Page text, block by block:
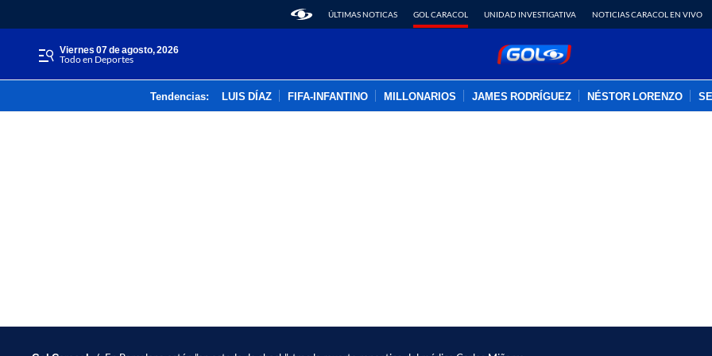
ÚLTIMAS NOTICAS GOL CARACOL UNIDAD INVESTIGATIVA NOTICIAS CARACOL EN VIVO
viernes 07 de agosto, 2026
Todo en Deportes
Tendencias: LUIS DÍAZ FIFA-INFANTINO MILLONARIOS JAMES RODRÍGUEZ NÉSTOR LORENZO